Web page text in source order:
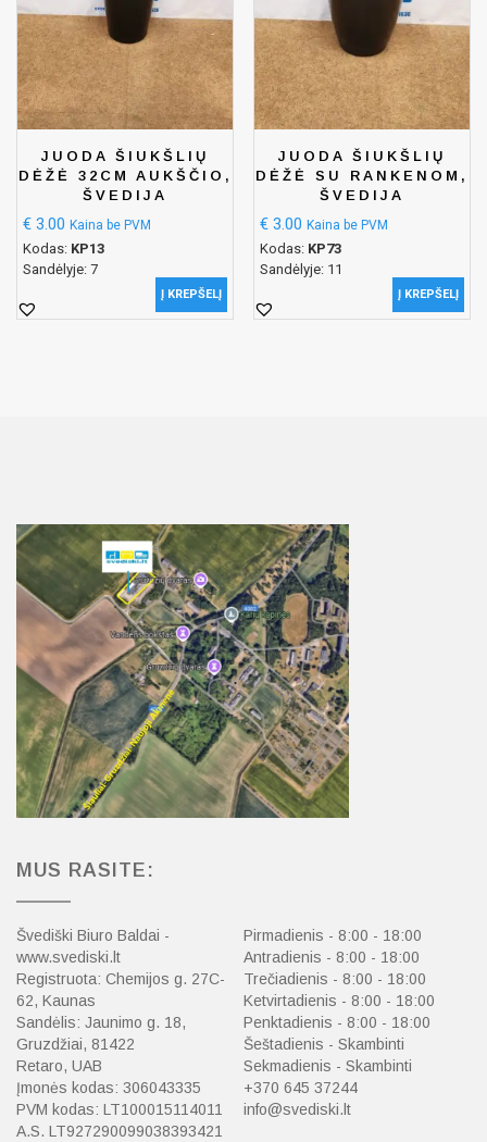
JUODA ŠIUKŠLIŲ
DĖŽĖ 32CM AUKŠČIO,
ŠVEDIJA
€ 3.00 Kaina be PVM
Kodas: KP13
Sandėlyje: 7
Į KREPŠELĮ
JUODA ŠIUKŠLIŲ
DĖŽĖ SU RANKENOM,
ŠVEDIJA
€ 3.00 Kaina be PVM
Kodas: KP73
Sandėlyje: 11
Į KREPŠELĮ
MUS RASITE:
Švediški Biuro Baldai -
www.svediski.lt
Registruota: Chemijos g. 27C-
62, Kaunas
Sandėlis: Jaunimo g. 18,
Gruzdžiai, 81422
Retaro, UAB
Įmonės kodas: 306043335
PVM kodas: LT100015114011
A.S. LT927290099038393421
Pirmadienis - 8:00 - 18:00
Antradienis - 8:00 - 18:00
Trečiadienis - 8:00 - 18:00
Ketvirtadienis - 8:00 - 18:00
Penktadienis - 8:00 - 18:00
Šeštadienis - Skambinti
Sekmadienis - Skambinti
+370 645 37244
info@svediski.lt